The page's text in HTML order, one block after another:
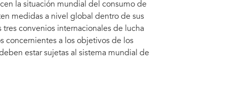
la situación mundial del consumo de
medidas a nivel global dentro de sus
convenios internacionales de lucha
concernientes a los objetivos de los
estar sujetas al sistema mundial de